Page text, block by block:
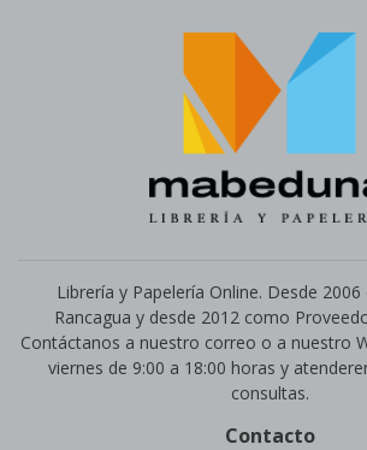
Librería y Papelería Online. Desde
Rancagua y desde 2012 como
Contáctanos a nuestro correo o a nuestro
viernes de 9:00 a 18:00 horas y
consultas.
Contacto